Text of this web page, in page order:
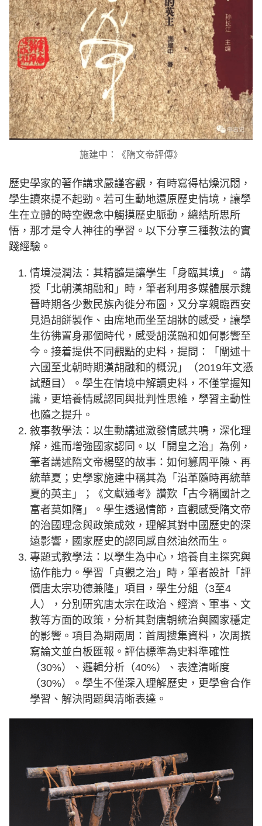
施建中：《隋文帝評傳》
歷史學家的著作講求嚴謹客觀，有時寫得枯燥沉悶，
學生讀來提不起勁。若可生動地還原歷史情境，讓學
生在立體的時空觀念中觸摸歷史脈動，總結所思所
悟，那才是令人神往的學習。以下分享三種教法的實
踐經驗。
情境浸潤法：其精髓是讓學生「身臨其境」。講
授「北朝漢胡融和」時，筆者利用多媒體展示魏
晉時期各少數民族內徙分布圖，又分享親臨西安
見過胡餅製作、由席地而坐至胡牀的感受，讓學
生彷彿置身那個時代，感受胡漢融和如何影響至
今。接着提供不同觀點的史料，提問：「闡述十
六國至北朝時期漢胡融和的概況」（2019年文憑
試題目）。學生在情境中解讀史料，不僅掌握知
識，更培養情感認同與批判性思維，學習主動性
也隨之提升。
敘事教學法：以生動講述激發情感共鳴，深化理
解，進而增強國家認同。以「開皇之治」為例，
筆者講述隋文帝楊堅的故事：如何篡周平陳、再
統華夏；史學家施建中稱其為「沿革隨時再統華
夏的英主」；《文獻通考》讚歎「古今稱國計之
富者莫如隋」。學生透過情節，直觀感受隋文帝
的治國理念與政策成效，理解其對中國歷史的深
遠影響，國家歷史的認同感自然油然而生。
專題式教學法：以學生為中心，培養自主探究與
協作能力。學習「貞觀之治」時，筆者設計「評
價唐太宗功德兼隆」項目，學生分組（3至4
人），分別研究唐太宗在政治、經濟、軍事、文
教等方面的政策，分析其對唐朝統治與國家穩定
的影響。項目為期兩周：首周搜集資料，次周撰
寫論文並白板匯報。評估標準為史料準確性
（30%）、邏輯分析（40%）、表達清晰度
（30%）。學生不僅深入理解歷史，更學會合作
學習、解決問題與清晰表達。